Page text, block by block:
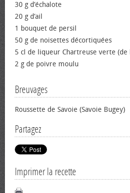
30 g d’échalote
20 g d’ail
1 bouquet de persil
50 g de noisettes décortiquées
5 cl de liqueur Chartreuse verte (de
2 g de poivre moulu
Breuvages
Roussette de Savoie (Savoie Bugey)
Partagez
Imprimer la recette